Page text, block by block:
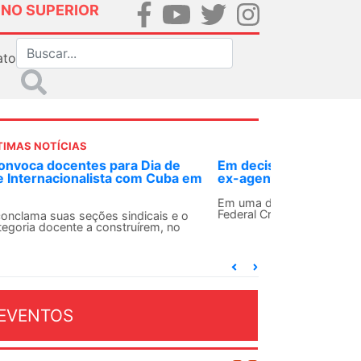
SUPERIOR
NOTÍCIAS
decisão inédita, Justiça Federal condena
agente da ditadura por estupro
uma decisão considerada histórica, a 2ª Vara
Criminal do Rio de Janeiro condenou o...
2026